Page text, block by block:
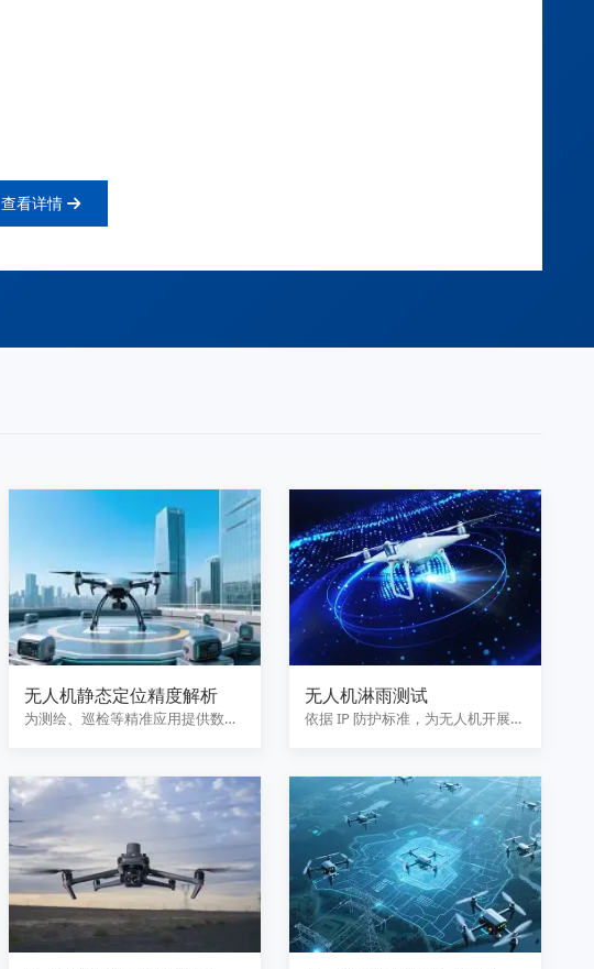
查看详情
无人机静态定位精度解析
为测绘、巡检等精准应用提供数据
无人机淋雨测试
依据 IP 防护标准，为无人机开展不